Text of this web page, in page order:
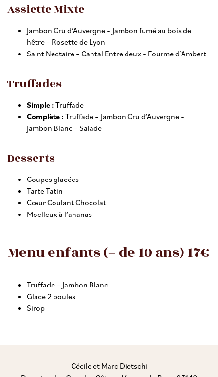
Assiette Mixte
Jambon Cru d’Auvergne – Jambon fumé au bois de
hêtre – Rosette de Lyon
Saint Nectaire – Cantal Entre deux – Fourme d’Ambert
Truffades
Simple : Truffade
Complète : Truffade – Jambon Cru d’Auvergne –
Jambon Blanc – Salade
Desserts
Coupes glacées
Tarte Tatin
Cœur Coulant Chocolat
Moelleux à l’ananas
Menu enfants (– de 10 ans) 17€
Truffade – Jambon Blanc
Glace 2 boules
Sirop
Cécile et Marc Dietschi